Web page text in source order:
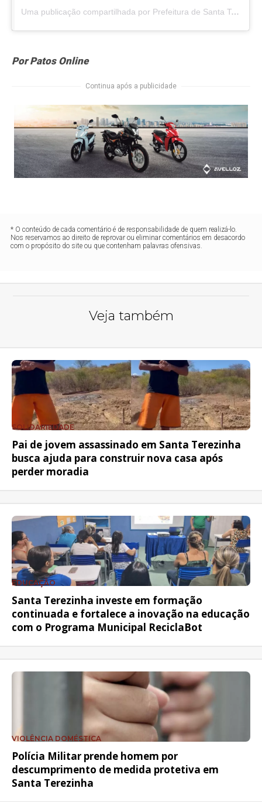
Uma publicação compartilhada por Prefeitura de Santa Terezinha Oficial (@pmsantaterezinha.pb)
Por Patos Online
Continua após a publicidade
* O conteúdo de cada comentário é de responsabilidade de quem realizá-lo.
Nos reservamos ao direito de reprovar ou eliminar comentários em desacordo
com o propósito do site ou que contenham palavras ofensivas.
Veja também
SOLIDARIEDADE
Pai de jovem assassinado em Santa Terezinha
busca ajuda para construir nova casa após
perder moradia
EDUCAÇÃO
Santa Terezinha investe em formação
continuada e fortalece a inovação na educação
com o Programa Municipal ReciclaBot
VIOLÊNCIA DOMÉSTICA
Polícia Militar prende homem por
descumprimento de medida protetiva em
Santa Terezinha